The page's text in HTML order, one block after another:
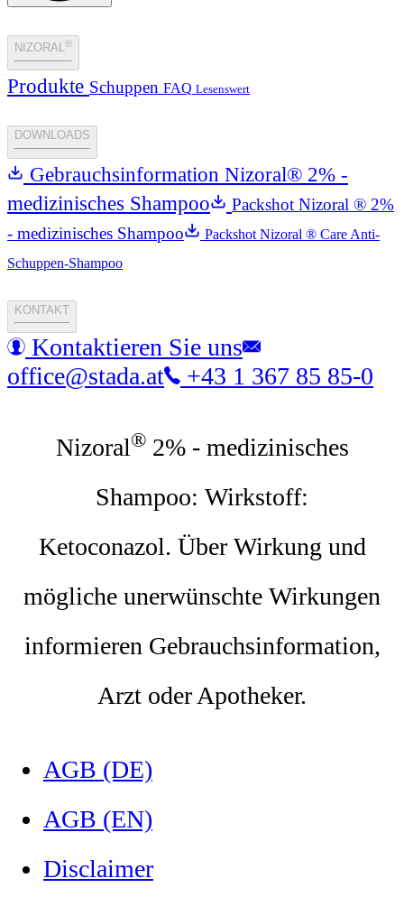
NIZORAL®
Produkte Schuppen FAQ Lesenswert
DOWNLOADS
Gebrauchsinformation Nizoral® 2% -
medizinisches Shampoo
Packshot Nizoral ® 2%
- medizinisches Shampoo
Packshot Nizoral ® Care Anti-
Schuppen-Shampoo
KONTAKT
Kontaktieren Sie uns
office@stada.at
+43 1 367 85 85-0
Nizoral®2% - medizinisches
Shampoo: Wirkstoff:
Ketoconazol. Über Wirkung und
mögliche unerwünschte Wirkungen
informieren Gebrauchsinformation,
Arzt oder Apotheker.
AGB (DE)
AGB (EN)
Disclaimer